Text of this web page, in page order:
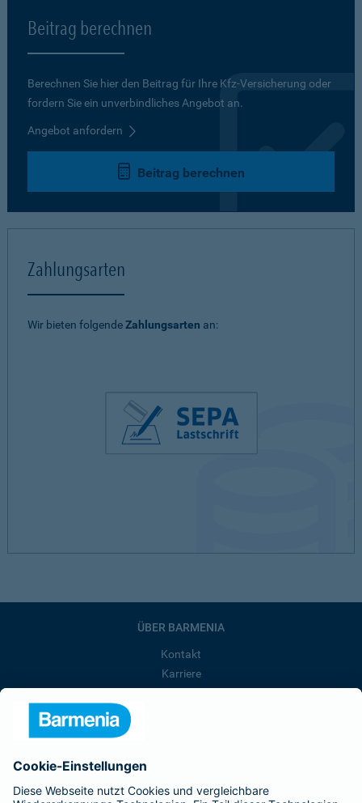
Beitrag berechnen
Berechnen Sie hier den Beitrag für Ihre Kfz-Versicherung oder
fordern Sie ein unverbindliches Angebot an.
Angebot anfordern
Beitrag berechnen
Zahlungsarten
Wir bieten folgendeZahlungsarten an:
ÜBER BARMENIA
Kontakt
Karriere
Barmenia ist Teil der BarmeniaGothaer